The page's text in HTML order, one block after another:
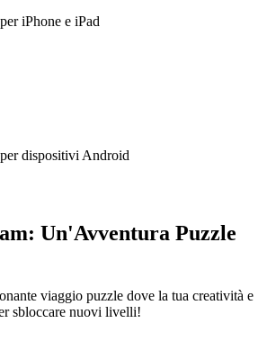
iPhone e iPad
dispositivi Android
Un'Avventura Puzzle
viaggio puzzle dove la tua creatività e
sbloccare nuovi livelli!